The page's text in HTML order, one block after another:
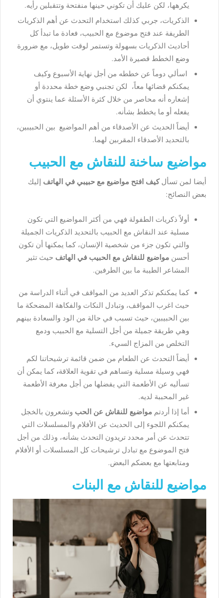
يكرهها، لكن عليك أن تكوني حينها منفتحة وتتقبلين رأيه.
الذكريات، جربي كذلك استخدام التحدث عن أهم الذكريات
الطريفة عند فتح موضوع مع الحبيب، فعادة ما تبدأ كل
أحاديث الذكريات بسهولة وتستمر لوقت طويل، مع ضرورة
وضع الخطط قصيرة الأمد.
اسألي دوماً عن خططه من أجل نهاية الأسبوع وكيف
يمكنكم قضائها معاً، لكن تجنبي وضع خطة محددة أو
إشعاره أنه محاصر من خلال كثرة الأسئلة عما ينتوي أن
يفعله أو ما يخطط بشأنه.
أيضاً الحديث عن الأصدقاء من أهم المواضيع بين الحبيبين،
بالتحديد الأصدقاء المقربين لهما.
مواضيع ساخنة للنقاش مع الحبيب
أيضا لمن تسألكيف افتح مواضيع مع حبيبي في الهاتف إليك
بعض النصائح:
أولاً ذكريات الطفولة فهي من أكثر المواضيع التي تكون
مسلية عند النقاش مع الحبيب بالتحديد الذكريات الجميلة
والتي تكون جزء من شخصية الإنسان، كما يمكنها أن تكون
أحسن مواضيع للنقاش مع الحبيب في الهاتف حيث تثير
المشاعر الطيبة ما بين الطرفين.
كما يمكنكم تذكر العديد من المواقف في أثناء الدراسة من
حيث اغرب المواقف، وتبادل النكات والفكاهة المضحكة ما
بين الحبيبين، حيث تسبب في حالة من الود والسعادة بينهم
وهي طريقة جميلة من أجل التسلية مع الحبيب ودمع
التخلص من المزاج السيء.
أيضاً التحدث عن الطعام من ضمن قائمة ترشيحاتنا لكم
فهي وسيلة مسلية وتساهم في تقوية العلاقة، كما يمكن أن
تسأليه عن الأطعمة التي يفضلها من أجل معرفة الأطعمة
غير المحببة لديه.
أما إذا أردتم مواضيع للنقاش عن الحب وتشعرون بالخجل
يمكنكم اللجوء إلى الحديث عن الأفلام والمسلسلات التي
تتحدث عن أمر محدد تريدون التحدث بشأنه، وذلك من أجل
فتح الموضوع مع تبادل ترشيحات كل المسلسلات أو الأفلام
ومتابعتها مع بعضكم البعض.
مواضيع للنقاش مع البنات